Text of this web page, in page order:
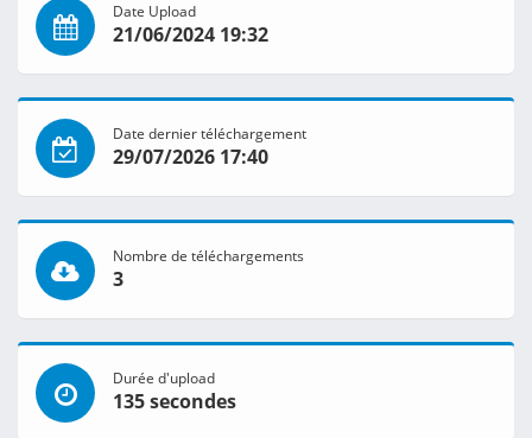
Date Upload
21/06/2024 19:32
Date dernier téléchargement
29/07/2026 17:40
Nombre de téléchargements
3
Durée d'upload
135 secondes